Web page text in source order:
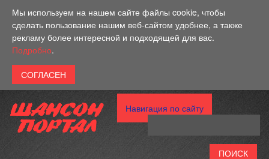
Мы используем на нашем сайте файлы cookie, чтобы
сделать пользование нашим веб-сайтом удобнее, а также
рекламу более интересной и подходящей для вас.
Подробно.
Навигация по сайту